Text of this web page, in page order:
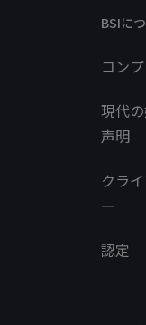
BSIに
コン
現代
声明
クラ
ー
認定